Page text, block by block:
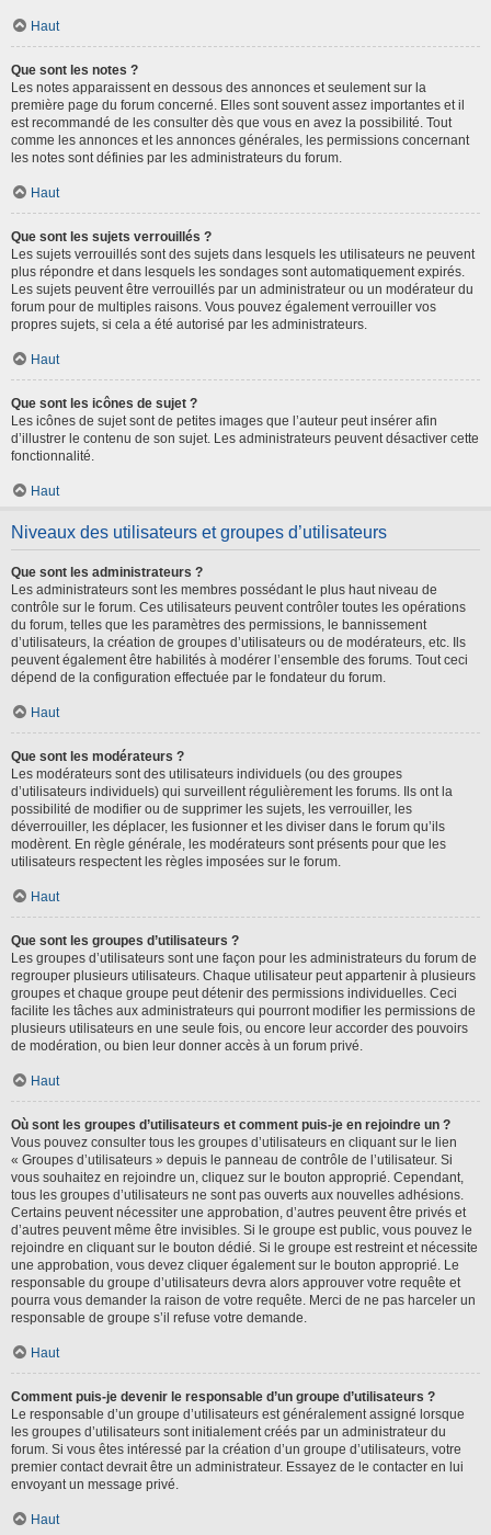
Haut
Que sont les notes ?
Les notes apparaissent en dessous des annonces et seulement sur la
première page du forum concerné. Elles sont souvent assez importantes et il
est recommandé de les consulter dès que vous en avez la possibilité. Tout
comme les annonces et les annonces générales, les permissions concernant
les notes sont définies par les administrateurs du forum.
Haut
Que sont les sujets verrouillés ?
Les sujets verrouillés sont des sujets dans lesquels les utilisateurs ne peuvent
plus répondre et dans lesquels les sondages sont automatiquement expirés.
Les sujets peuvent être verrouillés par un administrateur ou un modérateur du
forum pour de multiples raisons. Vous pouvez également verrouiller vos
propres sujets, si cela a été autorisé par les administrateurs.
Haut
Que sont les icônes de sujet ?
Les icônes de sujet sont de petites images que l’auteur peut insérer afin
d’illustrer le contenu de son sujet. Les administrateurs peuvent désactiver cette
fonctionnalité.
Haut
Niveaux des utilisateurs et groupes d’utilisateurs
Que sont les administrateurs ?
Les administrateurs sont les membres possédant le plus haut niveau de
contrôle sur le forum. Ces utilisateurs peuvent contrôler toutes les opérations
du forum, telles que les paramètres des permissions, le bannissement
d’utilisateurs, la création de groupes d’utilisateurs ou de modérateurs, etc. Ils
peuvent également être habilités à modérer l’ensemble des forums. Tout ceci
dépend de la configuration effectuée par le fondateur du forum.
Haut
Que sont les modérateurs ?
Les modérateurs sont des utilisateurs individuels (ou des groupes
d’utilisateurs individuels) qui surveillent régulièrement les forums. Ils ont la
possibilité de modifier ou de supprimer les sujets, les verrouiller, les
déverrouiller, les déplacer, les fusionner et les diviser dans le forum qu’ils
modèrent. En règle générale, les modérateurs sont présents pour que les
utilisateurs respectent les règles imposées sur le forum.
Haut
Que sont les groupes d’utilisateurs ?
Les groupes d’utilisateurs sont une façon pour les administrateurs du forum de
regrouper plusieurs utilisateurs. Chaque utilisateur peut appartenir à plusieurs
groupes et chaque groupe peut détenir des permissions individuelles. Ceci
facilite les tâches aux administrateurs qui pourront modifier les permissions de
plusieurs utilisateurs en une seule fois, ou encore leur accorder des pouvoirs
de modération, ou bien leur donner accès à un forum privé.
Haut
Où sont les groupes d’utilisateurs et comment puis-je en rejoindre un ?
Vous pouvez consulter tous les groupes d’utilisateurs en cliquant sur le lien
« Groupes d’utilisateurs » depuis le panneau de contrôle de l’utilisateur. Si
vous souhaitez en rejoindre un, cliquez sur le bouton approprié. Cependant,
tous les groupes d’utilisateurs ne sont pas ouverts aux nouvelles adhésions.
Certains peuvent nécessiter une approbation, d’autres peuvent être privés et
d’autres peuvent même être invisibles. Si le groupe est public, vous pouvez le
rejoindre en cliquant sur le bouton dédié. Si le groupe est restreint et nécessite
une approbation, vous devez cliquer également sur le bouton approprié. Le
responsable du groupe d’utilisateurs devra alors approuver votre requête et
pourra vous demander la raison de votre requête. Merci de ne pas harceler un
responsable de groupe s’il refuse votre demande.
Haut
Comment puis-je devenir le responsable d’un groupe d’utilisateurs ?
Le responsable d’un groupe d’utilisateurs est généralement assigné lorsque
les groupes d’utilisateurs sont initialement créés par un administrateur du
forum. Si vous êtes intéressé par la création d’un groupe d’utilisateurs, votre
premier contact devrait être un administrateur. Essayez de le contacter en lui
envoyant un message privé.
Haut